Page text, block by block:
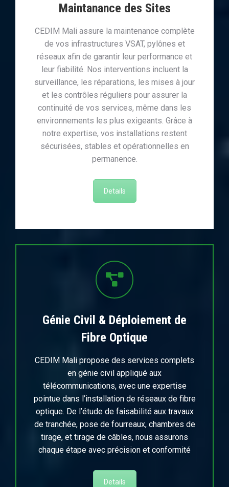
Maintanance des Sites
CEDIM Mali assure la maintenance complète
de vos infrastructures VSAT, pylônes et
réseaux afin de garantir leur performance et
leur fiabilité. Nos interventions incluent la
surveillance, les réparations, les mises à jour
et les contrôles réguliers pour assurer la
continuité de vos services, même dans les
environnements les plus exigeants. Grâce à
notre expertise, vos installations restent
sécurisées, stables et opérationnelles en
permanence.
Details
Génie Civil & Déploiement de
Fibre Optique
CEDIM Mali propose des services complets
en génie civil appliqué aux
télécommunications, avec une expertise
pointue dans l’installation de réseaux de fibre
optique. De l’étude de faisabilité aux travaux
de tranchée, pose de fourreaux, chambres de
tirage, et tirage de câbles, nous assurons
chaque étape avec précision et conformité
Details